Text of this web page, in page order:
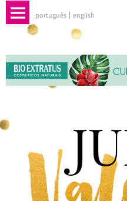
português english